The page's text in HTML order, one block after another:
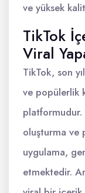
ve yüksek
TikTok
Viral
TikTok, son
ve popülerlik
platformudur.
oluşturma ve
uygulama,
etmektedir.